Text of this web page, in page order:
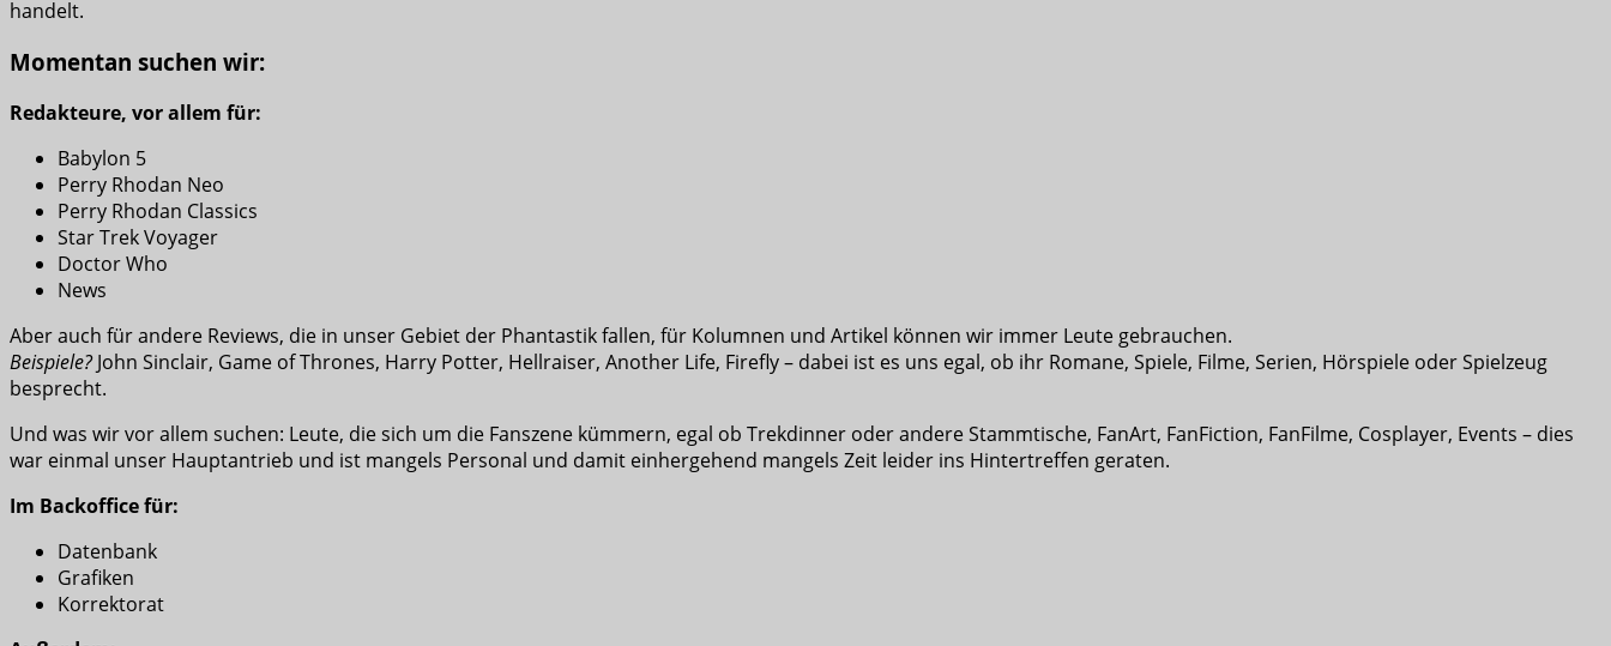
handelt.
Momentan suchen wir:
Redakteure, vor allem für:
Babylon 5
Perry Rhodan Neo
Perry Rhodan Classics
Star Trek Voyager
Doctor Who
News
Aber auch für andere Reviews, die in unser Gebiet der Phantastik fallen, für Kolumnen und Artikel können wir immer Leute gebrauchen.
Beispiele?John Sinclair, Game of Thrones, Harry Potter, Hellraiser, Another Life, Firefly – dabei ist es uns egal, ob ihr Romane, Spiele, Filme, Serien, Hörspiele oder Spielzeug
besprecht.
Und was wir vor allem suchen: Leute, die sich um die Fanszene kümmern, egal ob Trekdinner oder andere Stammtische, FanArt, FanFiction, FanFilme, Cosplayer, Events – dies
war einmal unser Hauptantrieb und ist mangels Personal und damit einhergehend mangels Zeit leider ins Hintertreffen geraten.
Im Backoffice für:
Datenbank
Grafiken
Korrektorat